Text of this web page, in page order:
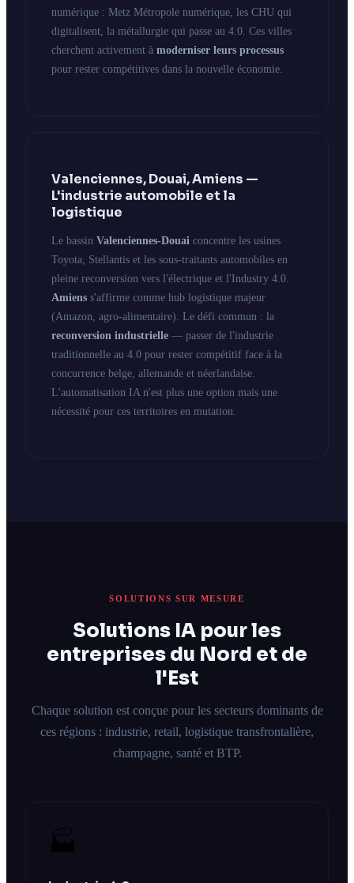
numérique : Metz Métropole numérique, les CHU qui
digitalisent, la métallurgie qui passe au 4.0. Ces villes
cherchent activement à moderniser leurs processus
pour rester compétitives dans la nouvelle économie.
Valenciennes, Douai, Amiens —
L'industrie automobile et la
logistique
Le bassin Valenciennes-Douai concentre les usines
Toyota, Stellantis et les sous-traitants automobiles en
pleine reconversion vers l'électrique et l'Industry 4.0.
Amiens s'affirme comme hub logistique majeur
(Amazon, agro-alimentaire). Le défi commun : la
reconversion industrielle — passer de l'industrie
traditionnelle au 4.0 pour rester compétitif face à la
concurrence belge, allemande et néerlandaise.
L'automatisation IA n'est plus une option mais une
nécessité pour ces territoires en mutation.
SOLUTIONS SUR MESURE
Solutions IA pour les
entreprises du Nord et de
l'Est
Chaque solution est conçue pour les secteurs dominants de
ces régions : industrie, retail, logistique transfrontalière,
champagne, santé et BTP.
🏭